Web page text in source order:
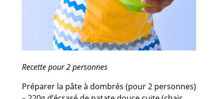
Recette pour 2 personnes
Préparer la pâte à dombrés (pour 2 personnes)